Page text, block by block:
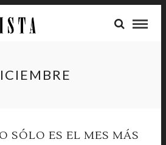
SÓLO ES EL MES MÁS